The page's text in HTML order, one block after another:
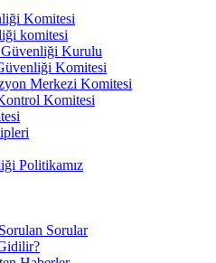
Komitesi
komitesi
Güvenliği Kurulu
Komitesi
Merkezi Komitesi
Komitesi
Politikamız
Sorular